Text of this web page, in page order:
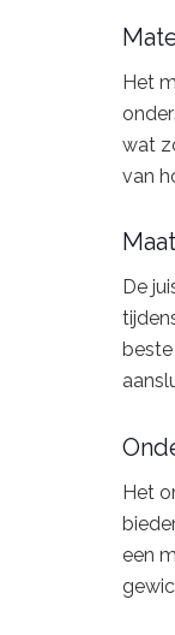
Het
wat
van
De
Het
een